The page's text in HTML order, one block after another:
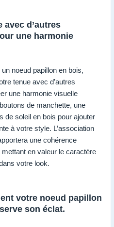
avec d’autres
une harmonie
noeud papillon en bois,
tenue avec d’autres
une harmonie visuelle
de manchette, une
de soleil en bois pour ajouter
à votre style. L’association
une cohérence
en valeur le caractère
votre look.
votre noeud papillon
son éclat.